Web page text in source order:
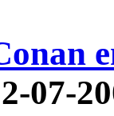
07-